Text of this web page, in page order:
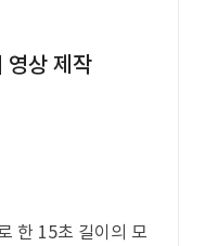
영상 제작
한 15초 길이의 모